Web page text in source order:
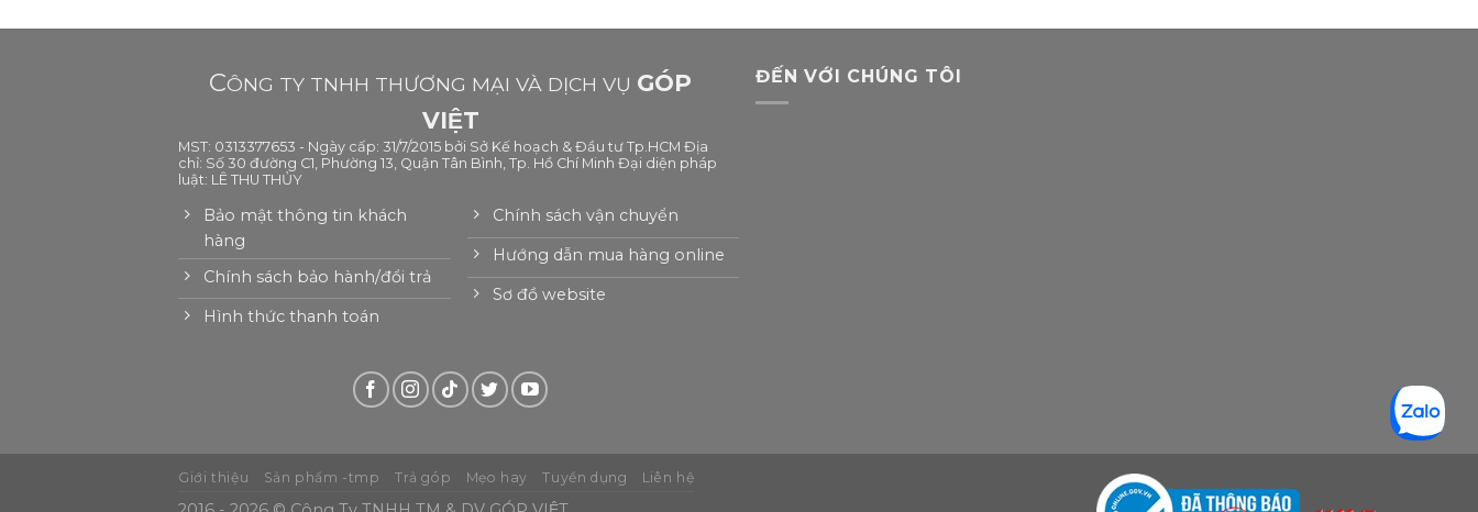
CÔNG TY TNHH THƯƠNG MẠI VÀ DỊCH VỤ GÓP
VIỆT
MST: 0313377653 - Ngày cấp: 31/7/2015 bởi Sở Kế hoạch & Đầu tư Tp.HCM Địa
chỉ: Số 30 đường C1, Phường 13, Quận Tân Bình, Tp. Hồ Chí Minh Đại diện pháp
luật: LÊ THU THỦY
Bảo mật thông tin khách
hàng
Chính sách bảo hành/đổi trả
Hình thức thanh toán
Chính sách vận chuyển
Hướng dẫn mua hàng online
Sơ đồ website
ĐẾN VỚI CHÚNG TÔI
Giới thiệu Sản phẩm -tmp Trả góp Mẹo hay Tuyển dụng Liên hệ